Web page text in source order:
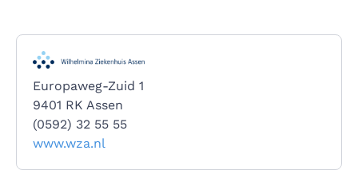
Europaweg-Zuid 1
9401 RK Assen
(0592) 32 55 55
www.wza.nl